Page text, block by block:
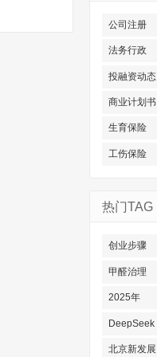
公司注册
法务行政
投融资动态
商业计划书
生育保险
工伤保险
热门TAG
创业步骤
甲醛治理
2025年
DeepSeek
北京新发展